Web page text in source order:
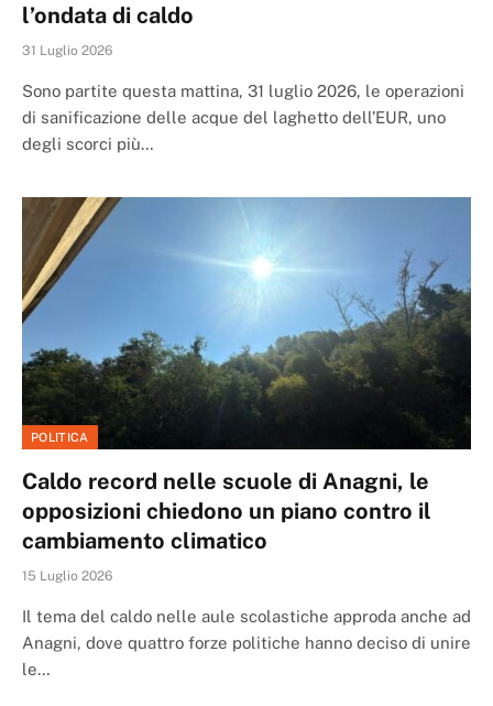
l’ondata di caldo
31 Luglio 2026
Sono partite questa mattina, 31 luglio 2026, le operazioni
di sanificazione delle acque del laghetto dell’EUR, uno
degli scorci più…
POLITICA
Caldo record nelle scuole di Anagni, le
opposizioni chiedono un piano contro il
cambiamento climatico
15 Luglio 2026
Il tema del caldo nelle aule scolastiche approda anche ad
Anagni, dove quattro forze politiche hanno deciso di unire
le…